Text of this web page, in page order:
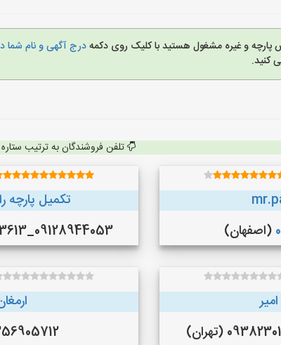
پارچه و غیره مشغول هستید با کلیک روی دکمهدرج آگهی و نام شما
کنید.
تلفن فروشندگان به ترتیب
(اصفهان)
تکمیل پارچه
09128944053_02155603613 (تهران)
(تهران)
()